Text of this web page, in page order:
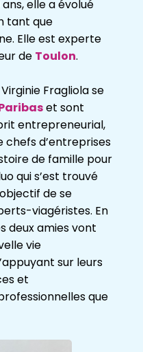
elle a évolué
tant que
Elle est experte
de Toulon.
Fragliola se
et sont
entrepreneurial,
d’entreprises
de famille pour
qui s’est trouvé
de se
viagéristes. En
deux amies vont
vie
sur leurs
et
que